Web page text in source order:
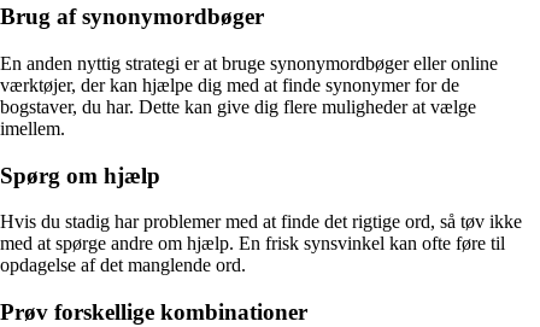
Brug af synonymordbøger
En anden nyttig strategi er at bruge synonymordbøger eller online
værktøjer, der kan hjælpe dig med at finde synonymer for de
bogstaver, du har. Dette kan give dig flere muligheder at vælge
imellem.
Spørg om hjælp
Hvis du stadig har problemer med at finde det rigtige ord, så tøv ikke
med at spørge andre om hjælp. En frisk synsvinkel kan ofte føre til
opdagelse af det manglende ord.
Prøv forskellige kombinationer